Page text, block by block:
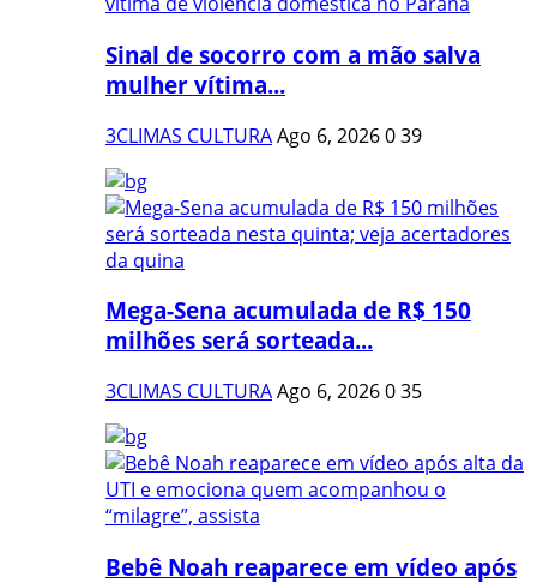
Sinal de socorro com a mão salva
mulher vítima...
3CLIMAS CULTURAAgo 6, 2026039
Mega-Sena acumulada de R$ 150
milhões será sorteada...
3CLIMAS CULTURAAgo 6, 2026035
Bebê Noah reaparece em vídeo após